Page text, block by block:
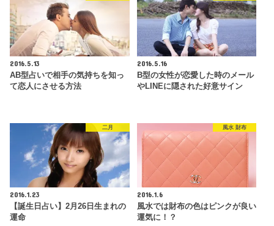
2016.5.13
AB型占いで相手の気持ちを知っ
て恋人にさせる方法
2016.5.16
B型の女性が恋愛した時のメール
やLINEに隠された好意サイン
二月
2016.1.23
【誕生日占い】2月26日生まれの
運命
風水 財布
2016.1.6
風水では財布の色はピンクが良い
運気に！？